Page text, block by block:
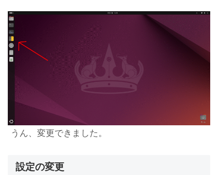
うん、変更できました。
設定の変更